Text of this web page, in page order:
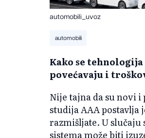
automobili_uvoz
automobili
Kako se
povećavaju i
Nije tajna da su novi
studija AAA postavlja
razmišljate. U
sistema može biti